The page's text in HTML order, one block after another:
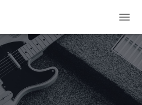
Е
Р
К
Л
Ю
Ч